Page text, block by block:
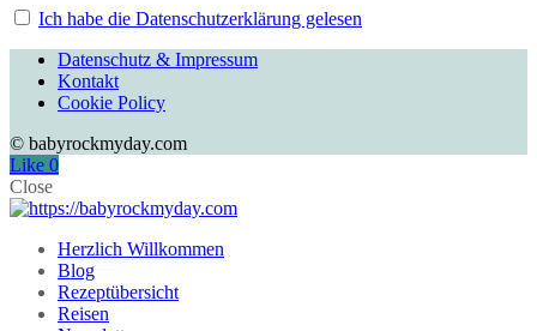
Ich habe die Datenschutzerklärung gelesen
Datenschutz & Impressum
Kontakt
Cookie Policy
© babyrockmyday.com
Like 0
Close
Herzlich Willkommen
Blog
Rezeptübersicht
Reisen